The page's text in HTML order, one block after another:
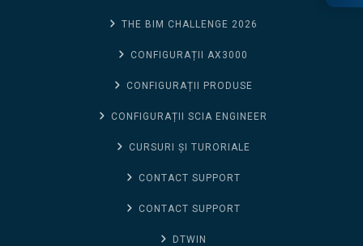
THE BIM CHALLENGE 2026
CONFIGURAȚII AX3000
CONFIGURAȚII PRODUSE
CONFIGURAȚII SCIA ENGINEER
CURSURI ȘI TURORIALE
CONTACT SUPPORT
CONTACT SUPPORT
DTWIN